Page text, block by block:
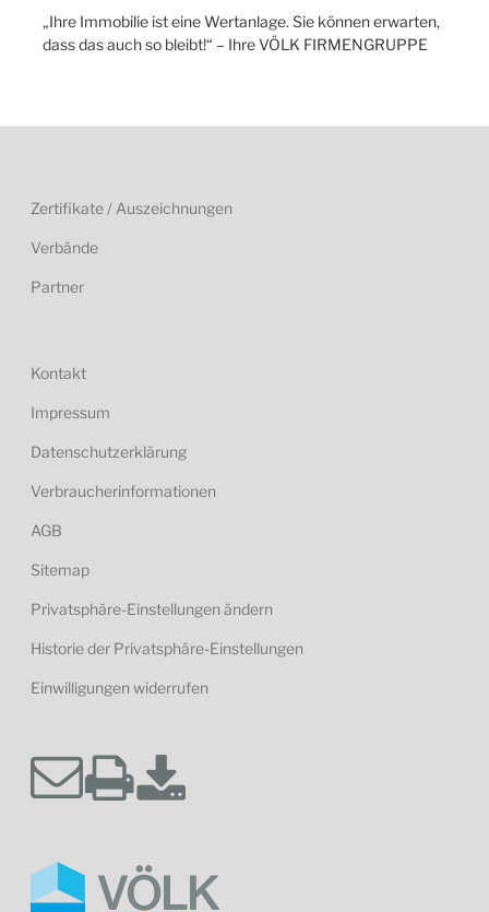
„Ihre Immobilie ist eine Wertanlage. Sie können erwarten,
dass das auch so bleibt!“ – Ihre VÖLK FIRMENGRUPPE
Zertifikate / Auszeichnungen
Verbände
Partner
Kontakt
Impressum
Datenschutzerklärung
Verbraucherinformationen
AGB
Sitemap
Privatsphäre-Einstellungen ändern
Historie der Privatsphäre-Einstellungen
Einwilligungen widerrufen